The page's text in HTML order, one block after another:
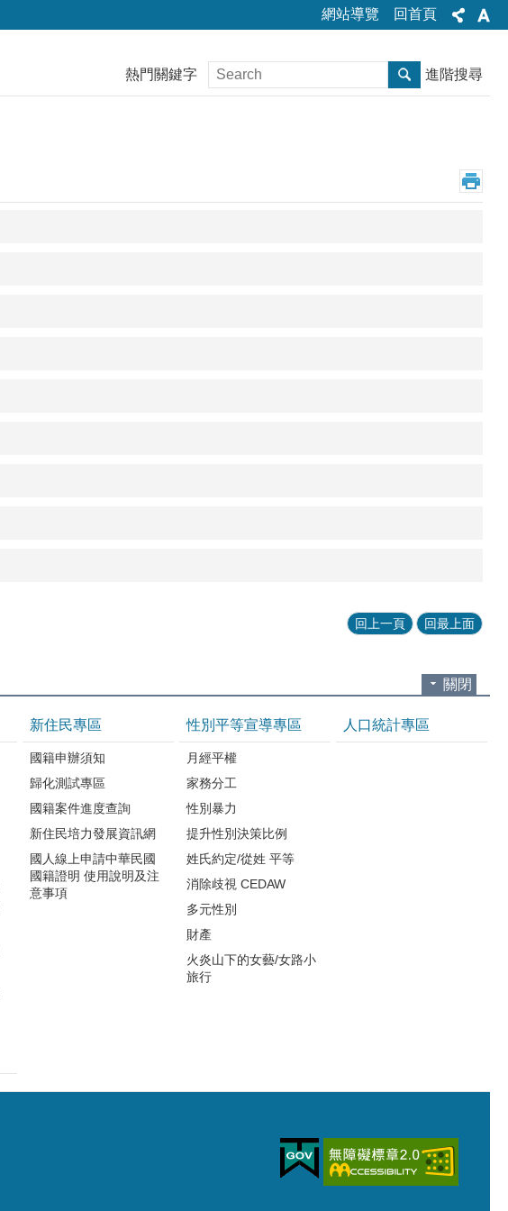
網站導覽 回首頁
熱門關鍵字 進階搜尋
回上一頁 回最上面
關閉
新住民專區
國籍申辦須知
歸化測試專區
國籍案件進度查詢
新住民培力發展資訊網
國人線上申請中華民國
國籍證明 使用說明及注
意事項
性別平等宣導專區
月經平權
家務分工
性別暴力
提升性別決策比例
姓氏約定/從姓 平等
消除歧視 CEDAW
多元性別
財產
火炎山下的女藝/女路小
旅行
人口統計專區